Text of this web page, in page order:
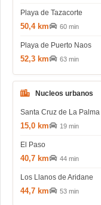
Playa de Tazacorte
50,4 km 60 min
Playa de Puerto Naos
52,3 km 63 min
Nucleos urbanos
Santa Cruz de La Palma
15,0 km 19 min
El Paso
40,7 km 44 min
Los Llanos de Aridane
44,7 km 53 min